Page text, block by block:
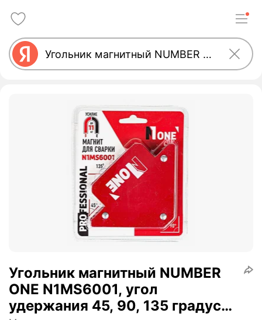
Угольник магнитный NUMBER
ONE N1MS6001, угол
удержания 45, 90, 135 градусов